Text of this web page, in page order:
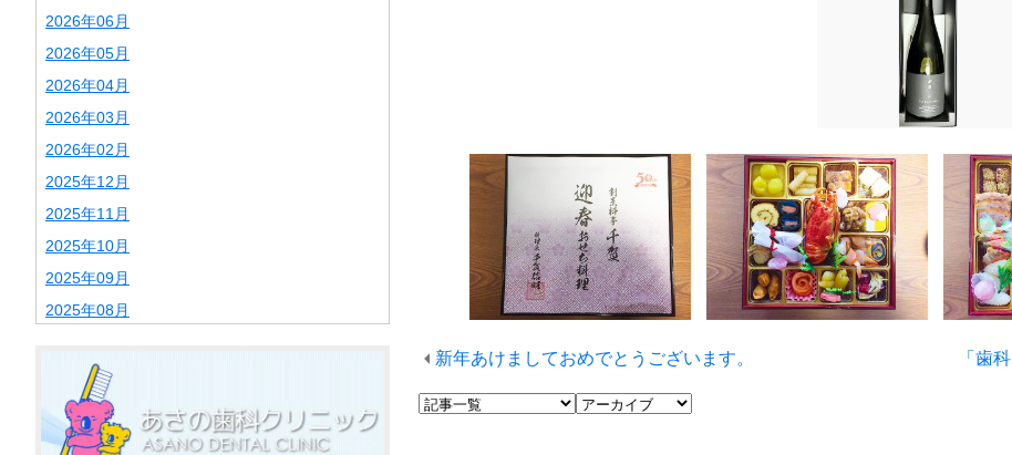
新年あけましておめでとうございます。 「歯
2026年06月
2026年05月
2026年04月
2026年03月
2026年02月
2025年12月
2025年11月
2025年10月
2025年09月
2025年08月
2025年06月
2025年02月
2025年01月